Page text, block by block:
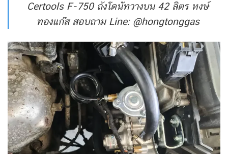
Certools F-750 ถังโดนัทวางบน 42 ลิตร หงษ์
ทองแก๊ส สอบถาม Line: @hongtonggas